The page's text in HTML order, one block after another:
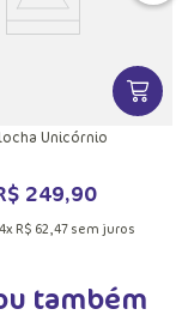
DOVER
Unicórnio
249,90
4x R$ 62,47sem juros
também